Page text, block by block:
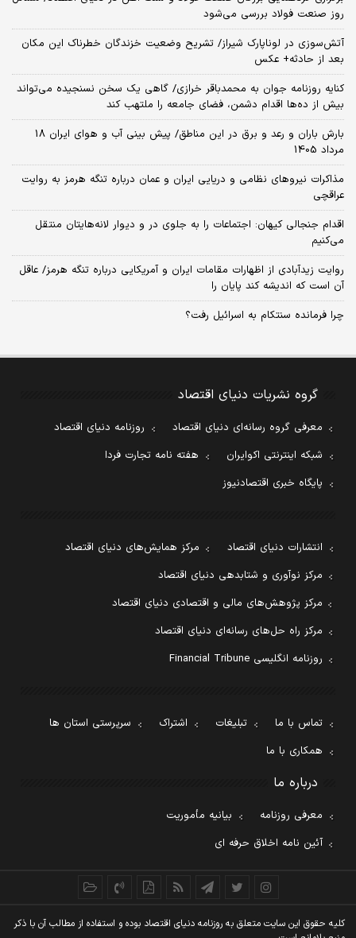
روز صنعت فولاد بررسی می‌شود
آتش‌سوزی در لوناپارک شیراز/ تشریح وضعیت خزندگان خطرناک این مکان
بعد از حادثه+ عکس
کنایه روزنامه جوان به محمدباقر خرازی/ گاهی یک سخن نسنجیده می‌تواند
بیش از ده‌ها اقدام دشمن، فضای جامعه را ملتهب کند
بارش باران و رعد و برق در این مناطق/ پیش بینی آب و هوای ایران 18
مرداد 1405
مذاکرات نیروهای نظامی و دریایی ایران و عمان درباره تنگه هرمز به روایت
عراقچی
اقدام جنجالی کیهان: اجتماعات را به جلوی در و دیوار لانه‌هایتان منتقل
می‌کنیم
روایت زیدآبادی از اظهارات مقامات ایران و آمریکایی درباره تنگه هرمز/ عاقل
آن است که اندیشه کند پایان را
چرا فرمانده سنتکام به اسرائیل رفت؟
گروه نشریات دنیای اقتصاد
معرفی گروه رسانه‌ای دنیای اقتصاد
روزنامه دنیای اقتصاد
شبکه اینترنتی اکوایران
هفته نامه تجارت فردا
پایگاه خبری اقتصادنیوز
انتشارات دنیای اقتصاد
مرکز همایش‌های دنیای اقتصاد
مرکز نوآوری و شتابدهی دنیای اقتصاد
مرکز پژوهش‌های مالی و اقتصادی دنیای اقتصاد
مرکز راه حل‌های رسانه‌ای دنیای اقتصاد
روزنامه انگلیسی Financial Tribune
تماس با ما تبلیغات اشتراک
سرپرستی استان ها
همکاری با ما
درباره ما
معرفی روزنامه
بیانیه مأموریت
آئین نامه اخلاق حرفه ای
کليه حقوق اين سايت متعلق به روزنامه دنيای اقتصاد بوده و استفاده از مطالب آن با ذکر